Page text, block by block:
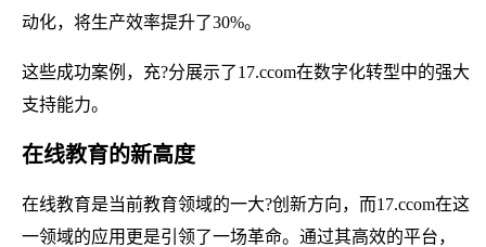
动化，将生产效率提升了30%。
这些成功案例，充?分展示了17.ccom在数字化转型中的强大
支持能力。
在线教育的新高度
在线教育是当前教育领域的一大?创新方向，而17.ccom在这
一领域的应用更是引领了一场革命。通过其高效的平台，